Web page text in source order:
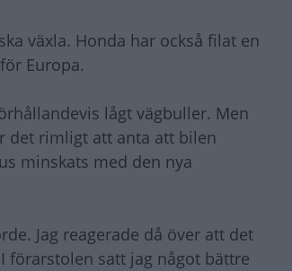
växla. Honda har också filat en
Europa.
lågt vägbuller. Men
det rimligt att anta att bilen
minskats med den nya
Jag reagerade då över att det
förarstolen satt jag något bättre